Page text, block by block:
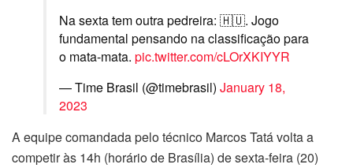
Na sexta tem outra pedreira: 🇭🇺. Jogo
fundamental pensando na classificação para
o mata-mata. pic.twitter.com/cLOrXKIYYR
— Time Brasil (@timebrasil) January 18,
2023
A equipe comandada pelo técnico Marcos Tatá volta a
competir às 14h (horário de Brasília) de sexta-feira (20)